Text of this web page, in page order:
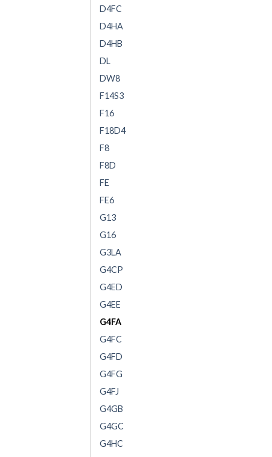
D4FC
D4HA
D4HB
DL
DW8
F14S3
F16
F18D4
F8
F8D
FE
FE6
G13
G16
G3LA
G4CP
G4ED
G4EE
G4FA
G4FC
G4FD
G4FG
G4FJ
G4GB
G4GC
G4HC